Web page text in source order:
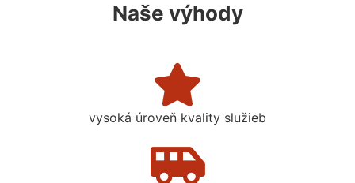
Naše výhody
vysoká úroveň kvality služieb